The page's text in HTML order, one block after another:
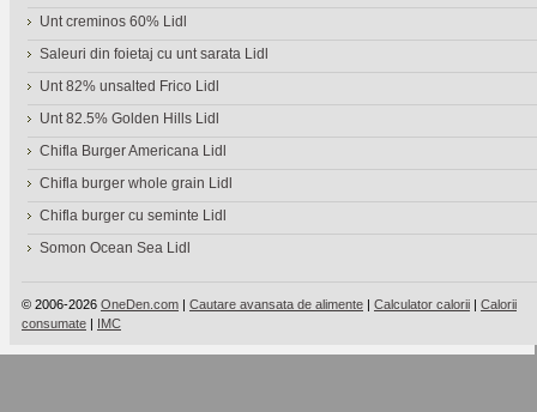
Unt creminos 60% Lidl
Saleuri din foietaj cu unt sarata Lidl
Unt 82% unsalted Frico Lidl
Unt 82.5% Golden Hills Lidl
Chifla Burger Americana Lidl
Chifla burger whole grain Lidl
Chifla burger cu seminte Lidl
Somon Ocean Sea Lidl
© 2006-2026 OneDen.com | Cautare avansata de alimente | Calculator calorii | Calorii
consumate | IMC